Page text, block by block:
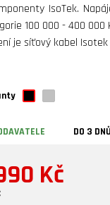
IsoTek.
100 000 - 400 000
je síťový kabel Isotek
DO 3 DNŮ
Kč